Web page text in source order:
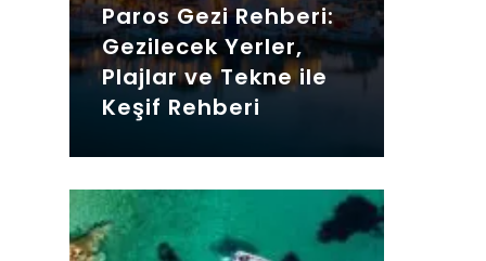
Paros Gezi Rehberi:
Gezilecek Yerler,
Plajlar ve Tekne ile
Keşif Rehberi